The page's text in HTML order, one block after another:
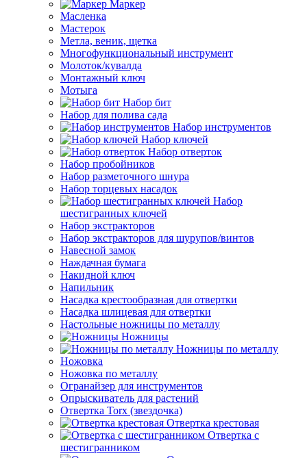
Маркер
Масленка
Мастерок
Метла, веник, щетка
Многофункциональный инструмент
Молоток/кувалда
Монтажный ключ
Мотыга
Набор бит
Набор для полива сада
Набор инструментов
Набор ключей
Набор отверток
Набор пробойников
Набор разметочного шнура
Набор торцевых насадок
Набор
шестигранных ключей
Набор экстракторов
Набор экстракторов для шурупов/винтов
Навесной замок
Наждачная бумага
Накидной ключ
Напильник
Насадка крестообразная для отвертки
Насадка шлицевая для отвертки
Настольные ножницы по металлу
Ножницы
Ножницы по металлу
Ножовка
Ножовка по металлу
Огранайзер для инструментов
Опрыскиватель для растений
Отвертка Torx (звездочка)
Отвертка крестовая
Отвертка с
шестигранником